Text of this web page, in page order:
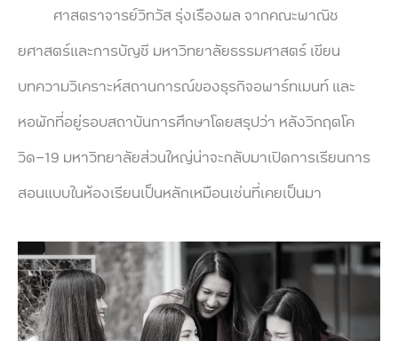
ศาสตราจารย์วิทวัส รุ่งเรืองผล จากคณะพาณิช
ยศาสตร์และการบัญชี มหาวิทยาลัยธรรมศาสตร์ เขียน
บทความวิเคราะห์สถานการณ์ของธุรกิจอพาร์ทเมนท์ และ
หอพักที่อยู่รอบสถาบันการศึกษาโดยสรุปว่า หลังวิกฤตโค
วิด-19 มหาวิทยาลัยส่วนใหญ่น่าจะกลับมาเปิดการเรียนการ
สอนแบบในห้องเรียนเป็นหลักเหมือนเช่นที่เคยเป็นมา